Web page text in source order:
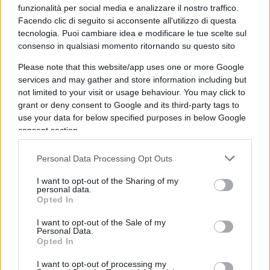
funzionalità per social media e analizzare il nostro traffico.
Facendo clic di seguito si acconsente all'utilizzo di questa
tecnologia. Puoi cambiare idea e modificare le tue scelte sul
consenso in qualsiasi momento ritornando su questo sito
Please note that this website/app uses one or more Google
services and may gather and store information including but
not limited to your visit or usage behaviour. You may click to
grant or deny consent to Google and its third-party tags to
use your data for below specified purposes in below Google
consent section.
Personal Data Processing Opt Outs
I want to opt-out of the Sharing of my
personal data.
Opted In
I want to opt-out of the Sale of my
Personal Data.
Opted In
I want to opt-out of processing my
ha disposto la custodia cautelare: lo straniero è
stato portato nel carcere di Regina Coeli dalla
Digos.
Video
Player
00:00
Per beccarlo gli investigatori della Digos hanno